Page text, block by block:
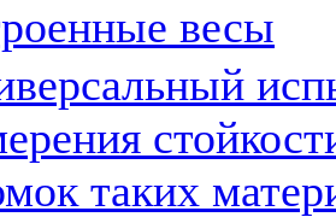
весы
таких